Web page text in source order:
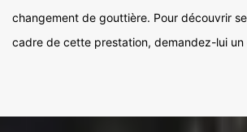
changement de gouttière. Pour découvrir
cadre de cette prestation, demandez-lui un